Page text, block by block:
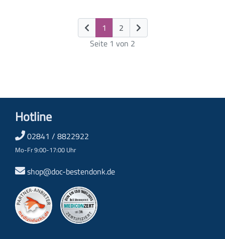
1 (current)
2
Seite 1 von 2
Hotline
02841 / 8822922
Mo-Fr 9:00-17:00 Uhr
shop@doc-bestendonk.de